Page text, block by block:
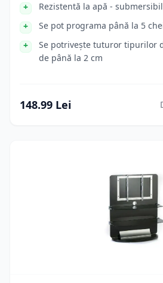
Rezistentă la apă -
Se pot programa până la 5
Se potrivește tuturor tipurilor
de până la 2 cm
148.99 Lei